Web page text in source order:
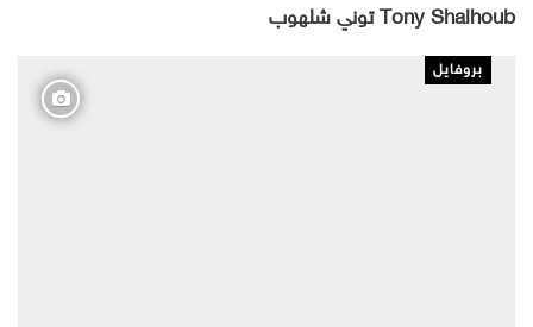
Tony Shalhoub توني شلهوب
بروفايل